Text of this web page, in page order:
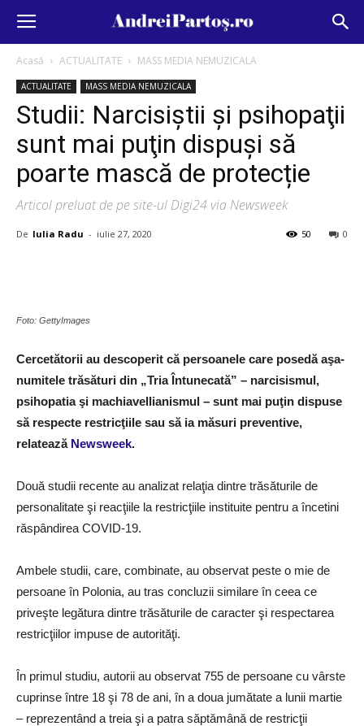
Acasă ACTUALITATE MASS MEDIA NEMUZICALA
ACTUALITATE MASS MEDIA NEMUZICALA
Studii: Narcisiştii şi psihopaţii
sunt mai puţin dispuşi să
poarte mască de protecție
Articol preluat de pe site-ul Digi24 via Newsweek
De Iulia Radu - iulie 27, 2020 0
50
Foto: GettyImages
Cercetătorii au descoperit că persoanele care posedă aşa-
numitele trăsături din „Tria Întunecată” – narcisismul,
psihopatia şi machiavellianismul – sunt mai puţin dispuse
să respecte restricţiile sau să ia măsuri preventive,
relatează Newsweek.
Două studii recente au analizat relaţia dintre trăsăturile de
personalitate şi reacţiile la restricţiile instituite pentru a încetini
răspândirea COVID-19.
Ambele studii, care, combinate, au observat peste o mie de
persoane în Polonia, au tras concluzii similare în ceea ce
priveşte legătura dintre trăsăturile de caracter şi respectarea
restricţiilor impuse de autorităţi.
În primul studiu, autorii au observat 755 de persoane cu vârste
cuprinse între 18 şi 78 de ani, în a doua jumătate a lunii martie
– reprezentând a treia şi a patra săptămână de restricţii